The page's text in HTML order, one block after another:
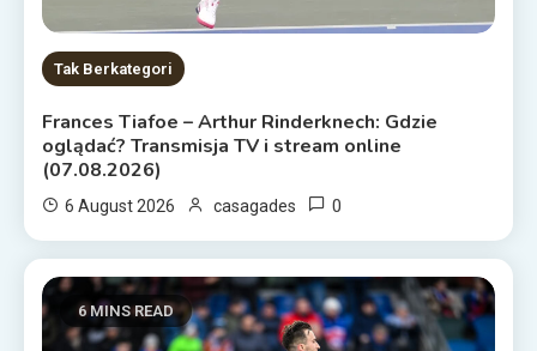
Tak Berkategori
Frances Tiafoe – Arthur Rinderknech: Gdzie
oglądać? Transmisja TV i stream online
(07.08.2026)
6 August 2026 casagades 0
6 MINS READ